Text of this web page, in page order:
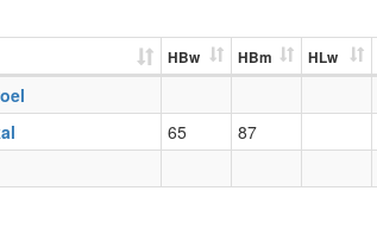
HBw HBm HLw
65 87